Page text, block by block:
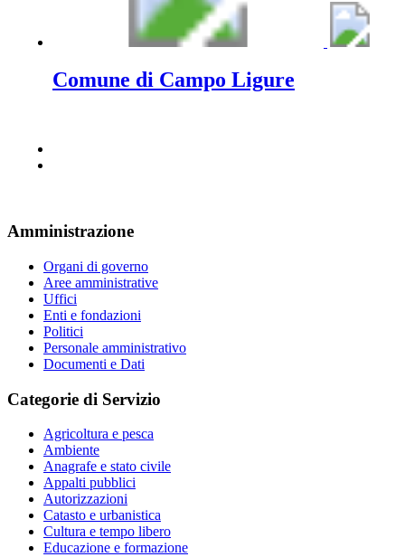
Comune di Campo Ligure
Amministrazione
Organi di governo
Aree amministrative
Uffici
Enti e fondazioni
Politici
Personale amministrativo
Documenti e Dati
Categorie di Servizio
Agricoltura e pesca
Ambiente
Anagrafe e stato civile
Appalti pubblici
Autorizzazioni
Catasto e urbanistica
Cultura e tempo libero
Educazione e formazione